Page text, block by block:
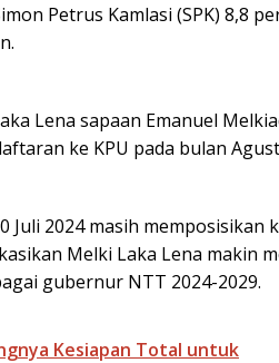
Petrus Kamlasi (SPK) 8,8
Lena sapaan Emanuel
ke KPU pada bulan
2024 masih memposisikan
Melki Laka Lena makin
gubernur NTT 2024-2029.
Kesiapan Total untuk